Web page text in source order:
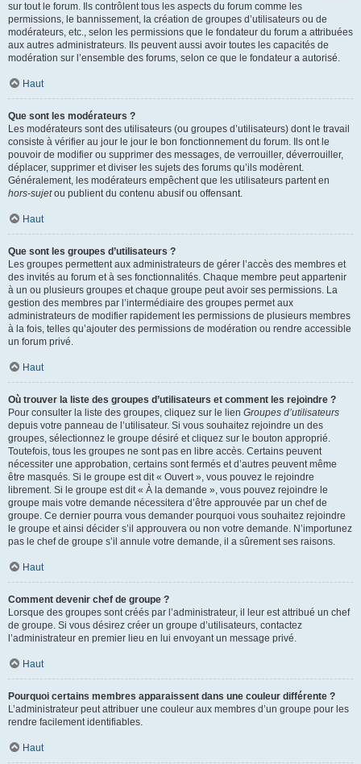
sur tout le forum. Ils contrôlent tous les aspects du forum comme les
permissions, le bannissement, la création de groupes d’utilisateurs ou de
modérateurs, etc., selon les permissions que le fondateur du forum a attribuées
aux autres administrateurs. Ils peuvent aussi avoir toutes les capacités de
modération sur l’ensemble des forums, selon ce que le fondateur a autorisé.
Haut
Que sont les modérateurs ?
Les modérateurs sont des utilisateurs (ou groupes d’utilisateurs) dont le travail
consiste à vérifier au jour le jour le bon fonctionnement du forum. Ils ont le
pouvoir de modifier ou supprimer des messages, de verrouiller, déverrouiller,
déplacer, supprimer et diviser les sujets des forums qu’ils modèrent.
Généralement, les modérateurs empêchent que les utilisateurs partent en
hors-sujetou publient du contenu abusif ou offensant.
Haut
Que sont les groupes d’utilisateurs ?
Les groupes permettent aux administrateurs de gérer l’accès des membres et
des invités au forum et à ses fonctionnalités. Chaque membre peut appartenir
à un ou plusieurs groupes et chaque groupe peut avoir ses permissions. La
gestion des membres par l’intermédiaire des groupes permet aux
administrateurs de modifier rapidement les permissions de plusieurs membres
à la fois, telles qu’ajouter des permissions de modération ou rendre accessible
un forum privé.
Haut
Où trouver la liste des groupes d’utilisateurs et comment les rejoindre ?
Pour consulter la liste des groupes, cliquez sur le lien Groupes d’utilisateurs
depuis votre panneau de l’utilisateur. Si vous souhaitez rejoindre un des
groupes, sélectionnez le groupe désiré et cliquez sur le bouton approprié.
Toutefois, tous les groupes ne sont pas en libre accès. Certains peuvent
nécessiter une approbation, certains sont fermés et d’autres peuvent même
être masqués. Si le groupe est dit « Ouvert », vous pouvez le rejoindre
librement. Si le groupe est dit « À la demande », vous pouvez rejoindre le
groupe mais votre demande nécessitera d’être approuvée par un chef de
groupe. Ce dernier pourra vous demander pourquoi vous souhaitez rejoindre
le groupe et ainsi décider s’il approuvera ou non votre demande. N’importunez
pas le chef de groupe s’il annule votre demande, il a sûrement ses raisons.
Haut
Comment devenir chef de groupe ?
Lorsque des groupes sont créés par l’administrateur, il leur est attribué un chef
de groupe. Si vous désirez créer un groupe d’utilisateurs, contactez
l’administrateur en premier lieu en lui envoyant un message privé.
Haut
Pourquoi certains membres apparaissent dans une couleur différente ?
L’administrateur peut attribuer une couleur aux membres d’un groupe pour les
rendre facilement identifiables.
Haut